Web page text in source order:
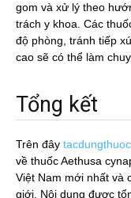
gom và xử lý theo
trách y khoa. Các
độ phòng, tránh tiếp
cao sẽ có thể làm
Tổng kết
Trên đây
về thuốc Aethusa
Việt Nam mới nhất và
giới. Nội dung được